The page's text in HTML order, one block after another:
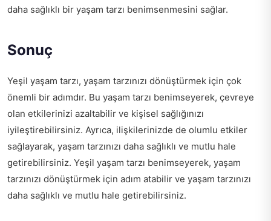
daha sağlıklı bir yaşam tarzı benimsenmesini sağlar.
Sonuç
Yeşil yaşam tarzı, yaşam tarzınızı dönüştürmek için çok
önemli bir adımdır. Bu yaşam tarzı benimseyerek, çevreye
olan etkilerinizi azaltabilir ve kişisel sağlığınızı
iyileştirebilirsiniz. Ayrıca, ilişkilerinizde de olumlu etkiler
sağlayarak, yaşam tarzınızı daha sağlıklı ve mutlu hale
getirebilirsiniz. Yeşil yaşam tarzı benimseyerek, yaşam
tarzınızı dönüştürmek için adım atabilir ve yaşam tarzınızı
daha sağlıklı ve mutlu hale getirebilirsiniz.